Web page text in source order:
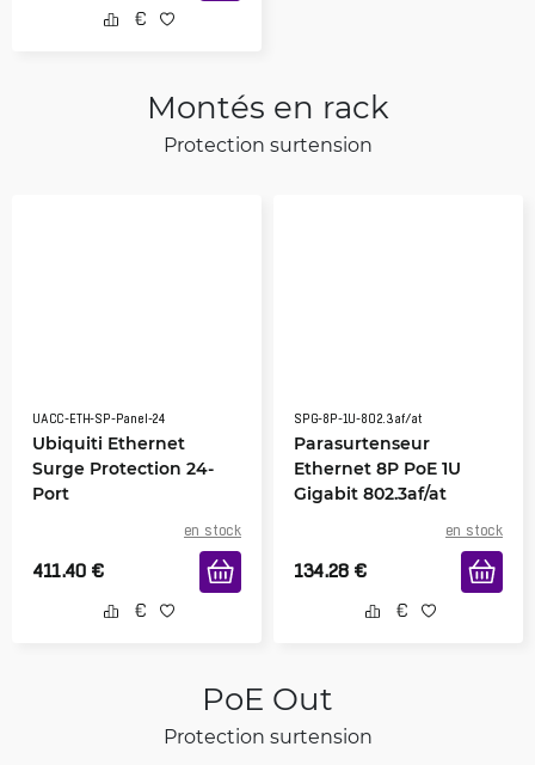
Montés en rack
Protection surtension
UACC-ETH-SP-Panel-24
Ubiquiti Ethernet
Surge Protection 24-
Port
en stock
411.40 €
SPG-8P-1U-802.3af/at
Parasurtenseur
Ethernet 8P PoE 1U
Gigabit 802.3af/at
en stock
134.28 €
PoE Out
Protection surtension